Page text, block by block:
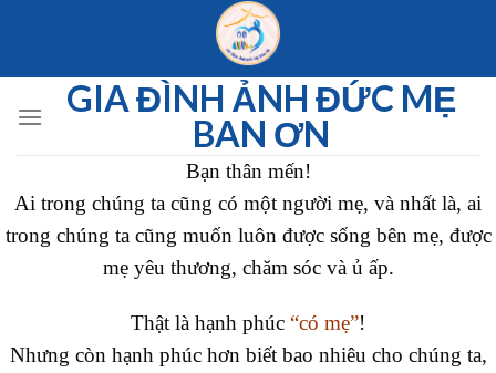
GIA ĐÌNH ẢNH ĐỨC MẸ
BAN ƠN
Bạn thân mến!
Ai trong chúng ta cũng có một người mẹ, và nhất là, ai
trong chúng ta cũng muốn luôn được sống bên mẹ, được
mẹ yêu thương, chăm sóc và ủ ấp.
Thật là hạnh phúc “có mẹ”!
Nhưng còn hạnh phúc hơn biết bao nhiêu cho chúng ta,